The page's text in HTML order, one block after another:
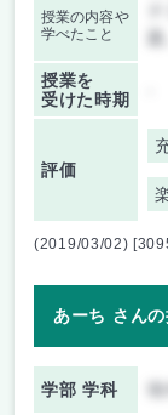
授業の内容や
学べたこと
授業を
受けた時期
評価
(2019/03/02)
あーち さん
学部 学科